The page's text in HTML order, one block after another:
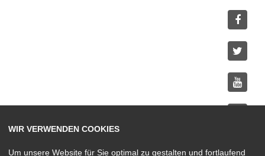
WIR VERWENDEN COOKIES
Um unsere Website für Sie optimal zu gestalten und fortlaufend